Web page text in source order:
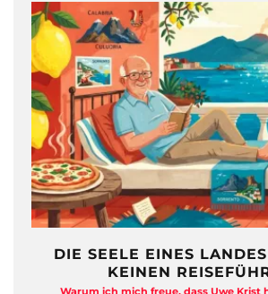
DIE SEELE EINES
KEINEN
Warum ich mich freue, dass Uwe Krist